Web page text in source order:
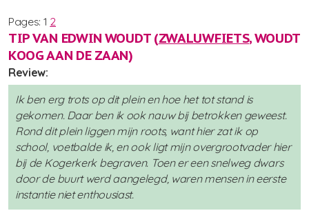
Pages: 1 2
TIP VAN EDWIN WOUDT (ZWALUWFIETS, WOUDT
KOOG AAN DE ZAAN)
Review:
Ik ben erg trots op dit plein en hoe het tot stand is
gekomen. Daar ben ik ook nauw bij betrokken geweest.
Rond dit plein liggen mijn roots, want hier zat ik op
school, voetbalde ik, en ook ligt mijn overgrootvader hier
bij de Kogerkerk begraven. Toen er een snelweg dwars
door de buurt werd aangelegd, waren mensen in eerste
instantie niet enthousiast.